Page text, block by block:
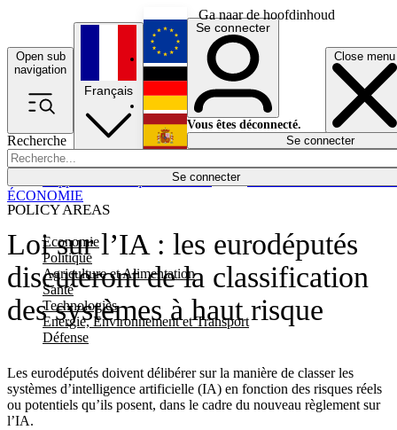
Ga naar de hoofdinhoud
Open sub
navigation
Close menu
Recherche
Se connecter
POLICY AREAS
Economie
Politique
Agriculture et Alimentation
Santé
Technologies
Energie, Environnement et Transport
Défense
Économie
Français
English
Deutsch
Español
Se connecter
Vous êtes déconnecté.
Se connecter
Loi sur l’IA : les eurodéputés
discuteront de la classification
des systèmes à haut risque
Les eurodéputés doivent délibérer sur la manière de classer les
systèmes d’intelligence artificielle (IA) en fonction des risques réels
ou potentiels qu’ils posent, dans le cadre du nouveau règlement sur
l’IA.
ÉCONOMIE